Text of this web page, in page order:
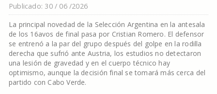
Publicado: 30 / 06 /2026
La principal novedad de la Selección Argentina en la antesala
de los 16avos de final pasa por Cristian Romero. El defensor
se entrenó a la par del grupo después del golpe en la rodilla
derecha que sufrió ante Austria, los estudios no detectaron
una lesión de gravedad y en el cuerpo técnico hay
optimismo, aunque la decisión final se tomará más cerca del
partido con Cabo Verde.